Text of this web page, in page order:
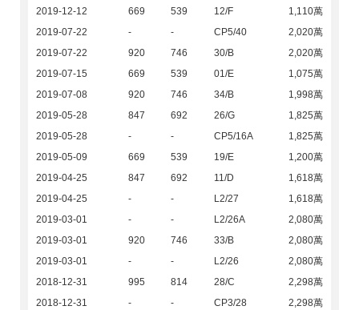
2019-12-12
669 539 12/F
1,110萬
2019-07-22
- - CP5/40
2,020萬
2019-07-22
920 746 30/B
2,020萬
2019-07-15
669 539 01/E
1,075萬
2019-07-08
920 746 34/B
1,998萬
2019-05-28
847 692 26/G
1,825萬
2019-05-28
- - CP5/16A
1,825萬
2019-05-09
669 539 19/E
1,200萬
2019-04-25
847 692 11/D
1,618萬
2019-04-25
- - L2/27
1,618萬
2019-03-01
- - L2/26A
2,080萬
2019-03-01
920 746 33/B
2,080萬
2019-03-01
- - L2/26
2,080萬
2018-12-31
995 814 28/C
2,298萬
2018-12-31
- - CP3/28
2,298萬